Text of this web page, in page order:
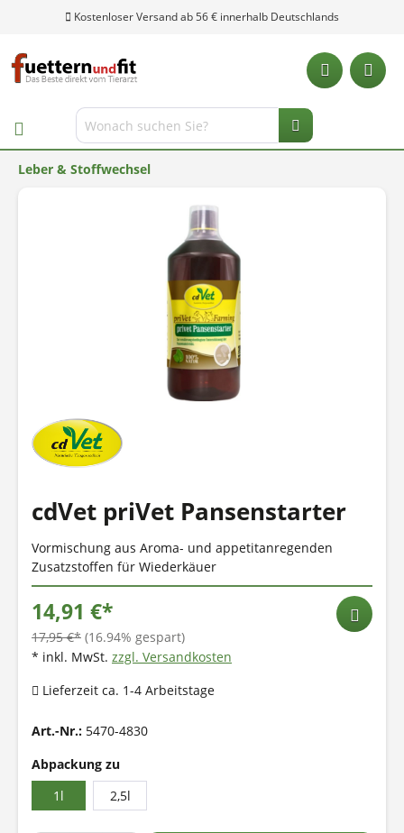
Kostenloser Versand ab 56 € innerhalb Deutschlands
Leber & Stoffwechsel
cdVet priVet Pansenstarter
Vormischung aus Aroma- und appetitanregenden
Zusatzstoffen für Wiederkäuer
14,91 €*
17,95 €* (16.94% gespart)
* inkl. MwSt. zzgl. Versandkosten
Lieferzeit ca. 1-4 Arbeitstage
Art.-Nr.: 5470-4830
Abpackung zu
1l
2,5l